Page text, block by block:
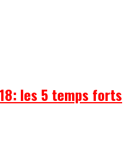
les 5 temps forts